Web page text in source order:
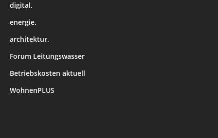
digital.
energie.
architektur.
Forum Leitungswasser
Betriebskosten aktuell
WohnenPLUS